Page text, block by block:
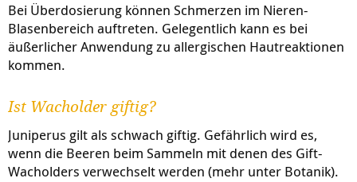
Bei Überdosierung können Schmerzen im Nieren-
Blasenbereich auftreten. Gelegentlich kann es bei
äußerlicher Anwendung zu allergischen Hautreaktionen
kommen.
Ist Wacholder giftig?
Juniperus gilt als schwach giftig. Gefährlich wird es,
wenn die Beeren beim Sammeln mit denen des Gift-
Wacholders verwechselt werden (mehr unter Botanik).